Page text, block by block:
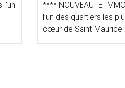
**** NOUVEAUTE
l’un des quartiers les
cœur de Saint-Maurice